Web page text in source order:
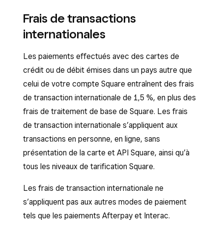
Frais de transactions
internationales
Les paiements effectués avec des cartes de
crédit ou de débit émises dans un pays autre que
celui de votre compte Square entraînent des frais
de transaction internationale de 1,5 %, en plus des
frais de traitement de base de Square. Les frais
de transaction internationale s’appliquent aux
transactions en personne, en ligne, sans
présentation de la carte et API Square, ainsi qu’à
tous les niveaux de tarification Square.
Les frais de transaction internationale ne
s’appliquent pas aux autres modes de paiement
tels que les paiements Afterpay et Interac.